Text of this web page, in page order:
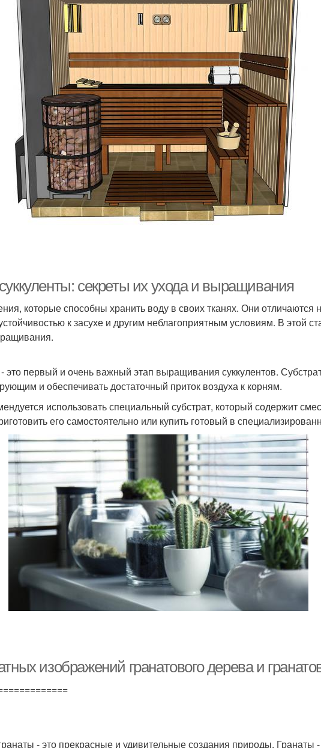
секреты их ухода и выращивания
которые способны хранить воду в своих тканях. Они отличаются
к засухе и другим неблагоприятным условиям. В этой
- это первый и очень важный этап выращивания суккулентов.
и обеспечивать достаточный приток воздуха к корням.
использовать специальный субстрат, который содержит
его самостоятельно или купить готовый в
изображений гранатового дерева и
- это прекрасные и удивительные создания природы. Гранаты